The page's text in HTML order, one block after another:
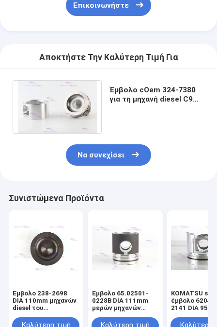
Επικοινωνήστε
Αποκτήστε Την Καλύτερη Τιμή Για
Έμβολο cOem 324-7380
για τη μηχανή diesel C9
Να συνεχίσει
Συνιστώμενα Προϊόντα
Έμβολο 238-2698
DIA 110mm μηχανών
diesel του
Έμβολο 65.02501-
0228B DIA 111mm
μερών μηχανών
KOMATSU
έμβολο 6204-
2141 DIA